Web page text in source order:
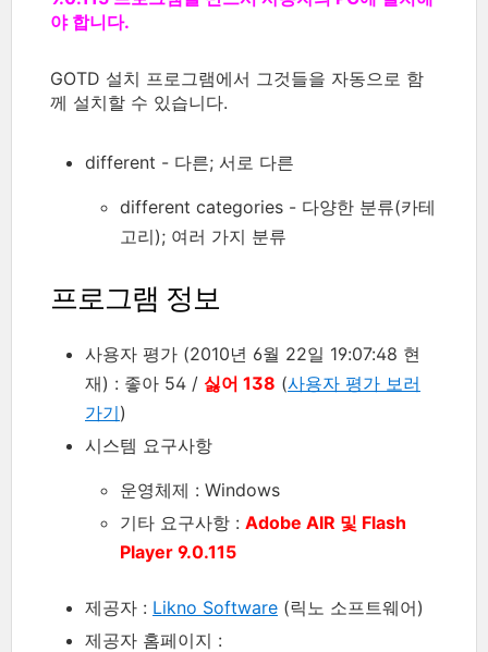
야 합니다.
GOTD 설치 프로그램에서 그것들을 자동으로 함
께 설치할 수 있습니다.
different - 다른; 서로 다른
different categories - 다양한 분류(카테
고리); 여러 가지 분류
프로그램 정보
사용자 평가 (2010년 6월 22일 19:07:48 현
재) : 좋아 54 / 싫어 138 (사용자 평가 보러
가기)
시스템 요구사항
운영체제 : Windows
기타 요구사항 : Adobe AIR 및 Flash
Player 9.0.115
제공자 : Likno Software (릭노 소프트웨어)
제공자 홈페이지 :